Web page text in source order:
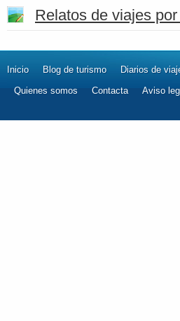
Relatos de viajes
Inicio Blog de turismo Diarios de
Quienes somos
Contacta Aviso